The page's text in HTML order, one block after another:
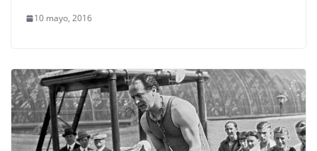
10 mayo, 2016